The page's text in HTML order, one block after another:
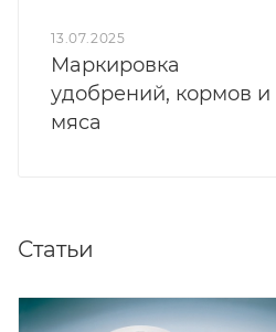
13.07.2025
Маркировка
удобрений, кормов и
мяса
Статьи